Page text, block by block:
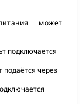
может
подключается
подаётся через